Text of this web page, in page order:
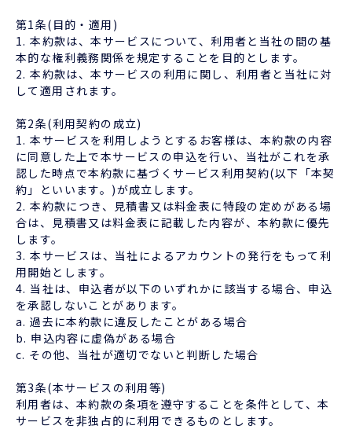
第1条(目的・適用)
1. 本約款は、本サービスについて、利用者と当社の間の基
本的な権利義務関係を規定することを目的とします。
2. 本約款は、本サービスの利用に関し、利用者と当社に対
して適用されます。
第2条(利用契約の成立)
1. 本サービスを利用しようとするお客様は、本約款の内容
に同意した上で本サービスの申込を行い、当社がこれを承
認した時点で本約款に基づくサービス利用契約(以下「本契
約」といいます。)が成立します。
2. 本約款につき、見積書又は料金表に特段の定めがある場
合は、見積書又は料金表に記載した内容が、本約款に優先
します。
3. 本サービスは、当社によるアカウントの発行をもって利
用開始とします。
4. 当社は、申込者が以下のいずれかに該当する場合、申込
を承認しないことがあります。
a. 過去に本約款に違反したことがある場合
b. 申込内容に虚偽がある場合
c. その他、当社が適切でないと判断した場合
第3条(本サービスの利用等)
利用者は、本約款の条項を遵守することを条件として、本
サービスを非独占的に利用できるものとします。